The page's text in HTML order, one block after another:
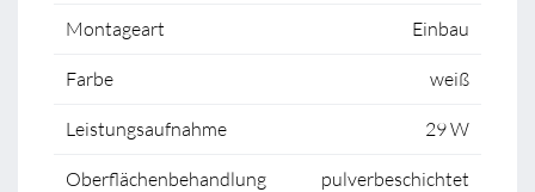
Montageart Einbau
Farbe weiß
Leistungsaufnahme 29 W
Oberflächenbehandlung pulverbeschichtet